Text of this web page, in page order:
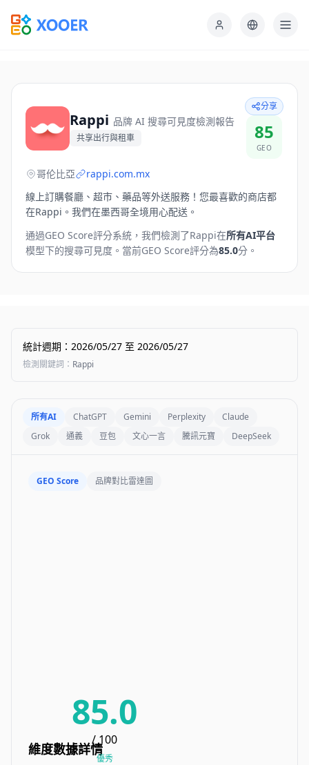
Rappi 品牌 AI 搜尋可見度檢測報告
共享出行與租車
分享
85
GEO
哥伦比亞
rappi.com.mx
線上訂購餐廳、超市、藥品等外送服務！您最喜歡的商店都
在Rappi。我們在墨西哥全境用心配送。
通過GEO Score評分系統，我們檢測了Rappi在所有AI平台
模型下的搜尋可見度。 當前GEO Score評分為85.0分。
統計週期 ： 2026/05/27 至 2026/05/27
檢測關鍵詞 ： Rappi
所有AI ChatGPT Gemini Perplexity
Claude
Grok
通義 豆包 文心一言 騰訊元寶 DeepSeek
GEO Score 品牌對比雷達圖
85.0
/ 100
優秀
維度數據詳情